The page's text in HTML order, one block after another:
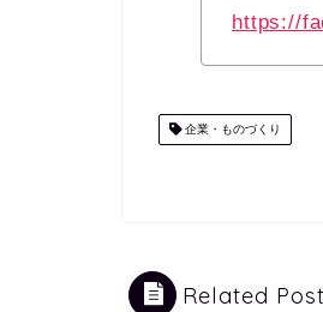
https://
企業・ものづくり
Related Post